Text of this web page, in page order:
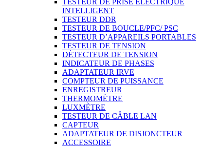
INTELLIGENT
TESTEUR DDR
TESTEUR DE BOUCLE/PFC/ PSC
TESTEUR D’APPAREILS PORTABLES
TESTEUR DE TENSION
DÉTECTEUR DE TENSION
INDICATEUR DE PHASES
ADAPTATEUR IRVE
COMPTEUR DE PUISSANCE
ENREGISTREUR
THERMOMÈTRE
LUXMÈTRE
TESTEUR DE CÂBLE LAN
CAPTEUR
ADAPTATEUR DE DISJONCTEUR
ACCESSOIRE